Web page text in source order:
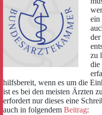
ein
zu
die
hilfsbereit, wenn es um die
ist es bei den meisten Ärzten
erfordert nur dieses eine
auch in folgendem Beitrag: